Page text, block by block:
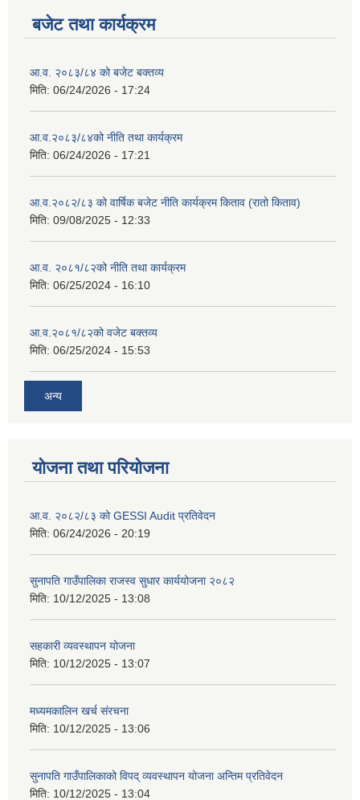
बजेट तथा कार्यक्रम
आ.व. २०८३/८४ को बजेट बक्तव्य
मिति: 06/24/2026 - 17:24
आ.व.२०८३/८४को नीति तथा कार्यक्रम
मिति: 06/24/2026 - 17:21
आ.व.२०८२/८३ को वार्षिक बजेट नीति कार्यक्रम किताव (रातो किताव)
मिति: 09/08/2025 - 12:33
आ.व. २०८१/८२को नीति तथा कार्यक्रम
मिति: 06/25/2024 - 16:10
आ.व.२०८१/८२को वजेट बक्तव्य
मिति: 06/25/2024 - 15:53
अन्य
योजना तथा परियोजना
आ.व. २०८२/८३ को GESSI Audit प्रतिवेदन
मिति: 06/24/2026 - 20:19
सुनापति गाउँपालिका राजस्व सुधार कार्ययोजना २०८२
मिति: 10/12/2025 - 13:08
सहकारी व्यवस्थापन योजना
मिति: 10/12/2025 - 13:07
मध्यमकालिन खर्च संरचना
मिति: 10/12/2025 - 13:06
सुनापति गाउँपालिकाको विपद् व्यवस्थापन योजना अन्तिम प्रतिवेदन
मिति: 10/12/2025 - 13:04